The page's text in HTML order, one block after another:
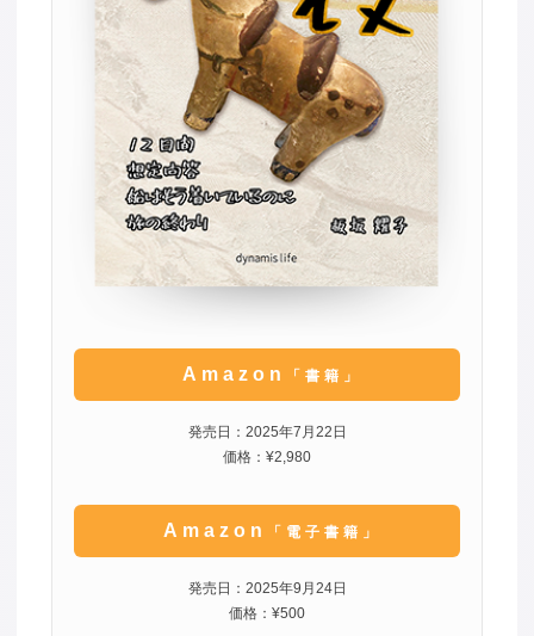
Amazon 「書籍」
発売日：2025年7月22日
価格：¥2,980
Amazon 「電子書籍」
発売日：2025年9月24日
価格：¥500